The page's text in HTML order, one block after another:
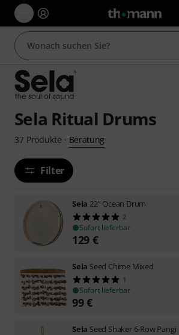
Sela Ritual Drums
37 Produkte · Beratung
Filter
Sela 22" Ocean Drum
2
Sofort lieferbar
129 €
Sela Seed Chime Mixed
1
Sofort lieferbar
99€
Sela Seed Shaker 6-Row Pangi